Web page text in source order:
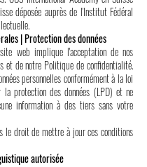
déposée auprès de l'Institut Fédéral
| Protection des données
web implique l'acceptation de nos
et de notre Politique de confidentialité.
personnelles conformément à la loi
protection des données (LPD) et ne
information à des tiers sans votre
le droit de mettre à jour ces conditions
autorisée